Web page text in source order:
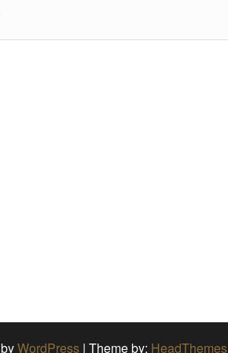
WordPress | Theme by: HeadThemes